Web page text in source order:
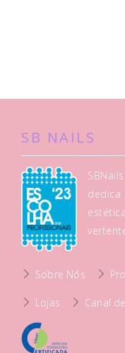
SB NAILS
dedica
Sobre Nós
Lojas Canal